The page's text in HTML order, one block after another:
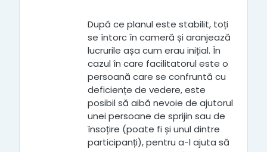
După ce planul este stabilit, toți
se întorc în cameră și aranjează
lucrurile așa cum erau inițial. În
cazul în care facilitatorul este o
persoană care se confruntă cu
deficiențe de vedere, este
posibil să aibă nevoie de ajutorul
unei persoane de sprijin sau de
însoțire (poate fi și unul dintre
participanți), pentru a-l ajuta să